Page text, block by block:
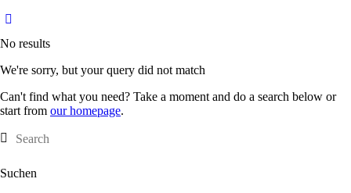
No results
We're sorry, but your query did not match
Can't find what you need? Take a moment and do a search below or
start from our homepage.
Suchen